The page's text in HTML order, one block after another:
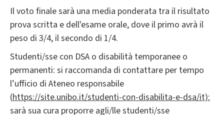
Il voto finale sarà una media ponderata tra il risultato
prova scritta e dell'esame orale, dove il primo avrà il
peso di 3/4, il secondo di 1/4.
Studenti/sse con DSA o disabilità temporanee o
permanenti: si raccomanda di contattare per tempo
l’ufficio di Ateneo responsabile
(https://site.unibo.it/studenti-con-disabilita-e-dsa/it):
sarà sua cura proporre agli/lle studenti/sse